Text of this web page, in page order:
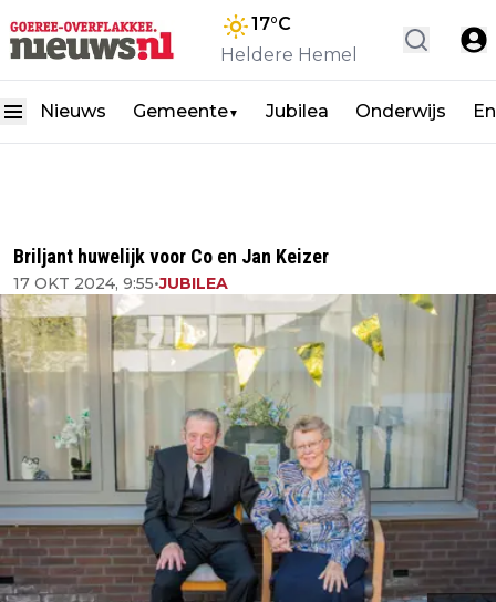
17°C
Heldere Hemel
Nieuws Gemeente▼ Jubilea Onderwijs
Briljant huwelijk voor Co en Jan Keizer
17 OKT 2024, 9:55•JUBILEA